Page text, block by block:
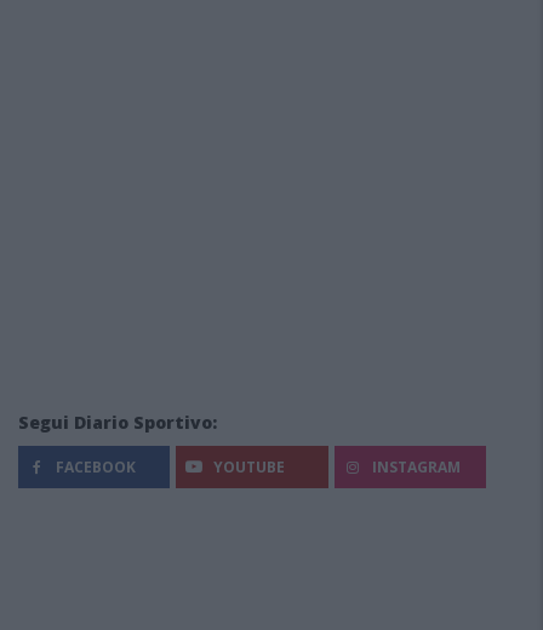
Segui Diario Sportivo:
FACEBOOK YOUTUBE INSTAGRAM